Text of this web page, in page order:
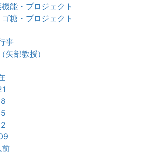
機能・プロジェクト
ゴ糖・プロジェクト
事
矢部教授）